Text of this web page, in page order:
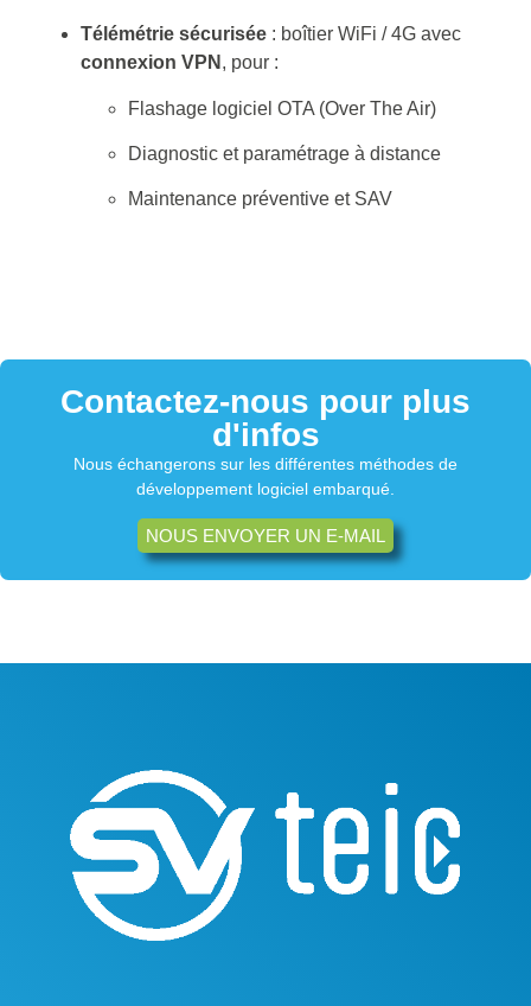
Télémétrie sécurisée: boîtier WiFi / 4G avec
connexion VPN , pour :
Flashage logiciel OTA (Over The Air)
Diagnostic et paramétrage à distance
Maintenance préventive et SAV
Contactez-nous pour plus
d'infos
Nous échangerons sur les différentes méthodes de
développement logiciel embarqué.
NOUS ENVOYER UN E-MAIL